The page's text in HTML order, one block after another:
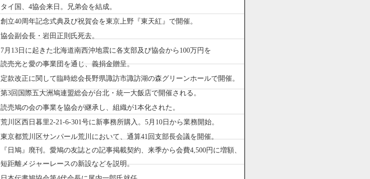
タイ国、4協会来日。兄弟会を結成。
創立40周年記念式典及び祝賀会を東京上野『東天紅』で開催。
協会副会長・岩田正則氏死去。
7月13日に起きた北海道南西沖地震に各支部及び協会から100万円を
読売光と愛の事業団を通じ、義捐金贈呈。
定款改正に関して臨時総会長野県諏訪市諏訪湖の森グリーンホールで開催。
第3回国際五大洲鳩連盟総会が台北・統一大飯店で開催される。
読売鳩の会の事業を協会が継承し、組織が1本化された。
荒川区西日暮里2-21-6-301号に新事務所購入。5月10日から業務開始。
東京都荒川区サンパール荒川において、通算41回支部長会議を開催。
『日鳩』廃刊。愛鳩の友誌との記事掲載契約、来季から会費4,500円に増額、
短距離メジャーレースの新設などを説明。